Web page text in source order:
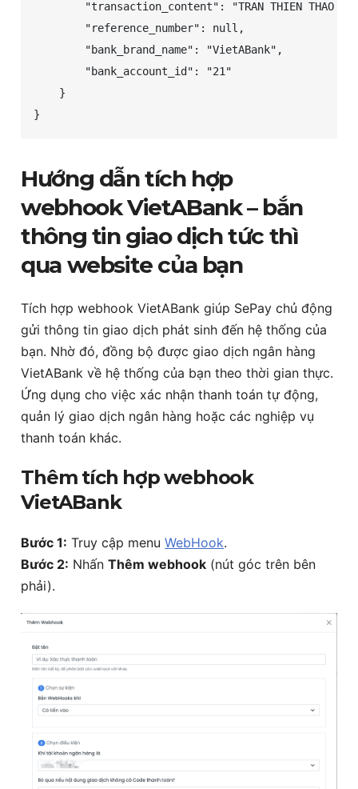
"transaction_content": "TRAN THIEN THAO
        "reference_number": null,
        "bank_brand_name": "VietABank",
        "bank_account_id": "21"
    }
}
Hướng dẫn tích hợp
webhook VietABank – bắn
thông tin giao dịch tức thì
qua website của bạn
Tích hợp webhook VietABank giúp SePay chủ động
gửi thông tin giao dịch phát sinh đến hệ thống của
bạn. Nhờ đó, đồng bộ được giao dịch ngân hàng
VietABank về hệ thống của bạn theo thời gian thực.
Ứng dụng cho việc xác nhận thanh toán tự động,
quản lý giao dịch ngân hàng hoặc các nghiệp vụ
thanh toán khác.
Thêm tích hợp webhook
VietABank
Bước 1: Truy cập menuWebHook.
Bước 2: NhấnThêm webhook (nút góc trên bên
phải).